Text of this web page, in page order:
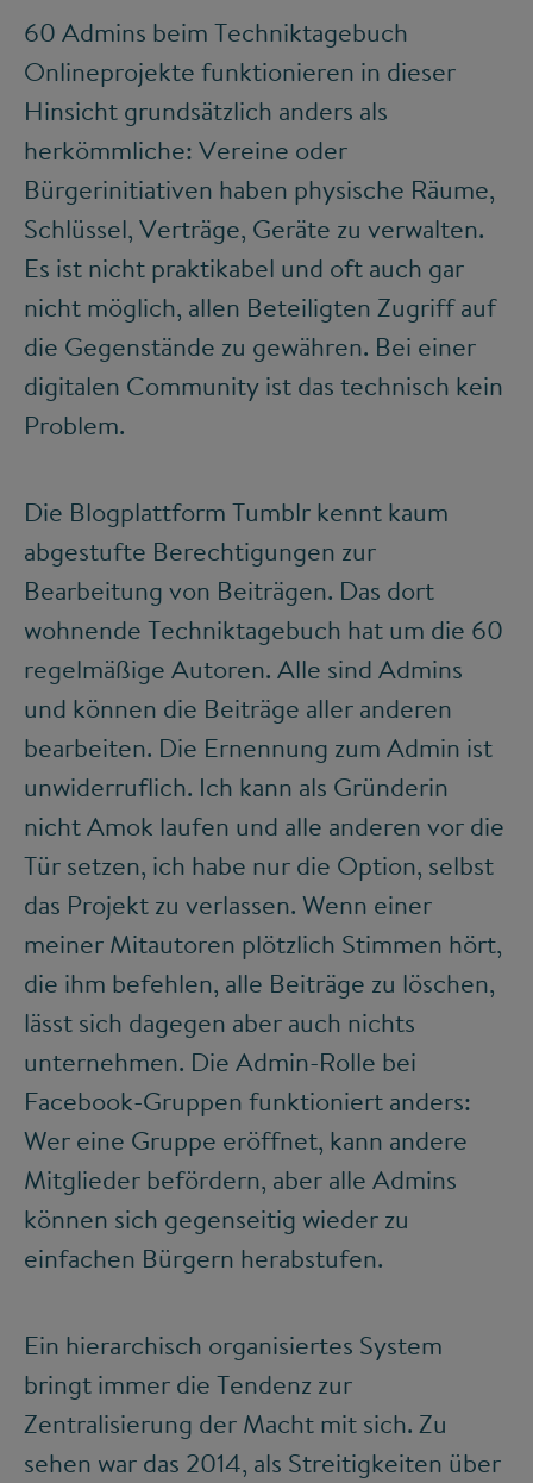
60 Admins beim Techniktagebuch
Onlineprojekte funktionieren in dieser
Hinsicht grundsätzlich anders als
herkömmliche: Vereine oder
Bürgerinitiativen haben physische Räume,
Schlüssel, Verträge, Geräte zu verwalten.
Es ist nicht praktikabel und oft auch gar
nicht möglich, allen Beteiligten Zugriff auf
die Gegenstände zu gewähren. Bei einer
digitalen Community ist das technisch kein
Problem.
Die Blogplattform Tumblr kennt kaum
abgestufte Berechtigungen zur
Bearbeitung von Beiträgen. Das dort
wohnende Techniktagebuch hat um die 60
regelmäßige Autoren. Alle sind Admins
und können die Beiträge aller anderen
bearbeiten. Die Ernennung zum Admin ist
unwiderruflich. Ich kann als Gründerin
nicht Amok laufen und alle anderen vor die
Tür setzen, ich habe nur die Option, selbst
das Projekt zu verlassen. Wenn einer
meiner Mitautoren plötzlich Stimmen hört,
die ihm befehlen, alle Beiträge zu löschen,
lässt sich dagegen aber auch nichts
unternehmen. Die Admin-Rolle bei
Facebook-Gruppen funktioniert anders:
Wer eine Gruppe eröffnet, kann andere
Mitglieder befördern, aber alle Admins
können sich gegenseitig wieder zu
einfachen Bürgern herabstufen.
Ein hierarchisch organisiertes System
bringt immer die Tendenz zur
Zentralisierung der Macht mit sich. Zu
sehen war das 2014, als Streitigkeiten über